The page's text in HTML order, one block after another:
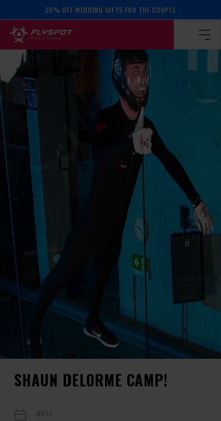
20% OFF WEDDING GIFTS FOR THE COUPLE
/ Calendar of events / Shaun Delorme camp!
SHAUN DELORME CAMP!